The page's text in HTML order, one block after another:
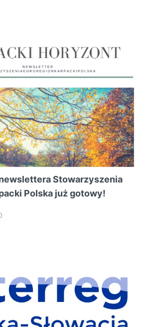
Stowarzyszenia
Polska już gotowy!